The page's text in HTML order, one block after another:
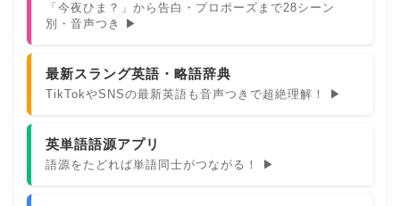
「今夜ひま？」から告白・プロポーズまで28シーン
別・音声つき ▶
最新スラング英語・略語辞典
TikTokやSNSの最新英語も音声つきで超絶理解！ ▶
英単語語源アプリ
語源をたどれば単語同士がつながる！ ▶